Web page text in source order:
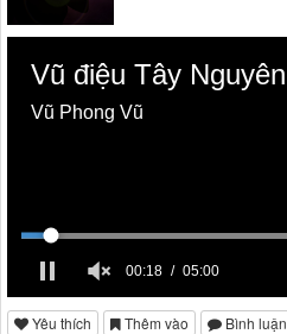
Vũ điệu Tây Nguyên
Vũ Phong Vũ
00:18 05:00
Yêu thích Thêm vào Bình luận